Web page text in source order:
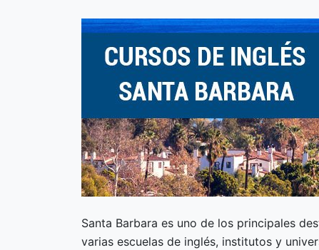
Santa Barbara es uno de los principales
varias escuelas de inglés, institutos y